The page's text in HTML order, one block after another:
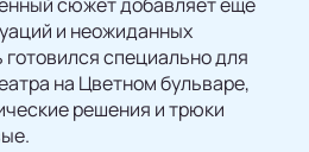
и неожиданных
специально для
на Цветном бульваре,
решения и трюки